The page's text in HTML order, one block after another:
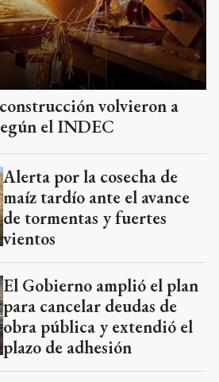
volvieron a
el INDEC
Alerta por la cosecha de
maíz tardío ante el avance
de tormentas y fuertes
vientos
El Gobierno amplió el plan
para cancelar deudas de
obra pública y extendió el
plazo de adhesión